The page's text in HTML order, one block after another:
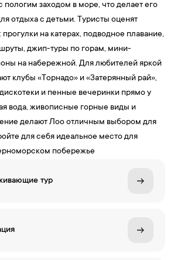
пологим заходом в море, что делает его
отдыха с детьми. Туристы оценят
на катерах, подводное плавание,
джип-туры по горам, мини-
на набережной. Для любителей яркой
клубы «Торнадо» и «Затерянный рай»,
и пенные вечеринки прямо у
вода, живописные горные виды и
делают Лоо отличным выбором для
для себя идеальное место для
побережье
тур